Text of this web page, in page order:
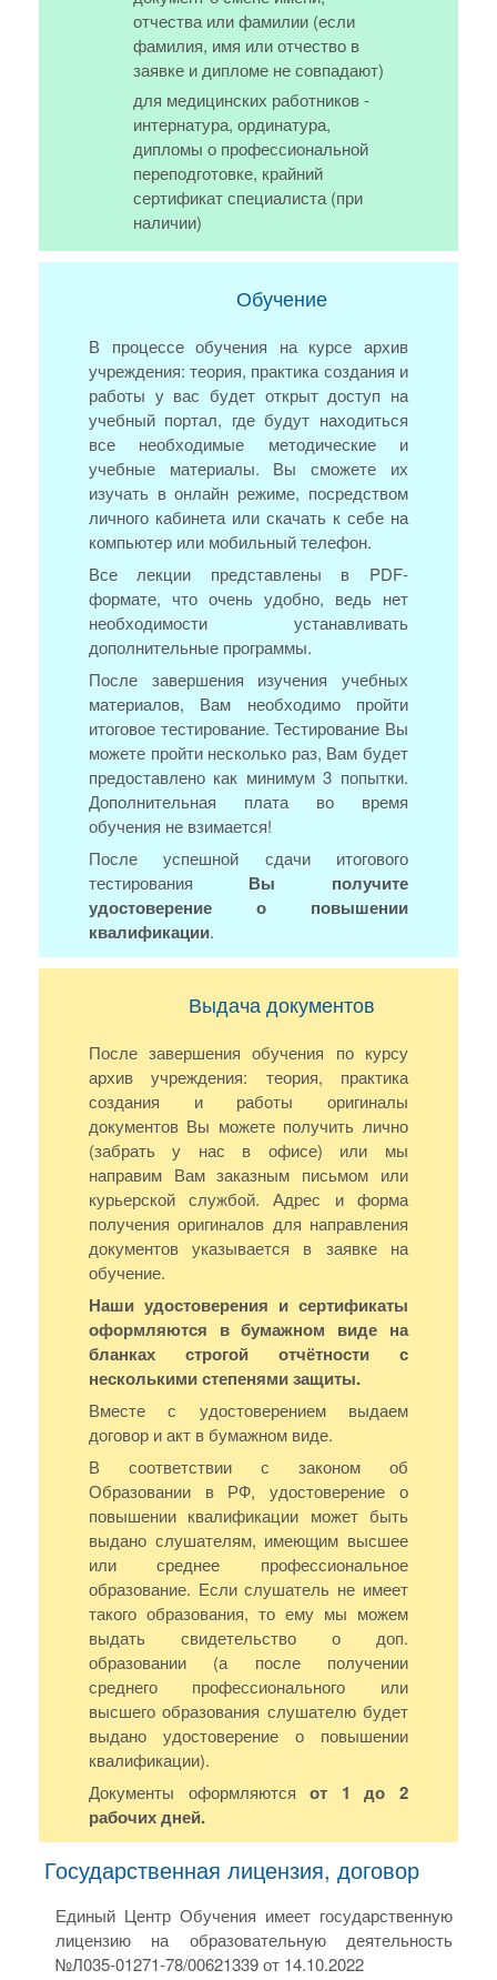
отчества или фамилии (если
фамилия, имя или отчество в
заявке и дипломе не совпадают)
для медицинских работников -
интернатура, ординатура,
дипломы о профессиональной
переподготовке, крайний
сертификат специалиста (при
наличии)
Обучение
В процессе обучения на курсе архив
учреждения: теория, практика создания и
работы у вас будет открыт доступ на
учебный портал, где будут находиться
все необходимые методические и
учебные материалы. Вы сможете их
изучать в онлайн режиме, посредством
личного кабинета или скачать к себе на
компьютер или мобильный телефон.
Все лекции представлены в PDF-
формате, что очень удобно, ведь нет
необходимости устанавливать
дополнительные программы.
После завершения изучения учебных
материалов, Вам необходимо пройти
итоговое тестирование. Тестирование Вы
можете пройти несколько раз, Вам будет
предоставлено как минимум 3 попытки.
Дополнительная плата во время
обучения не взимается!
После успешной сдачи итогового
тестирования Вы получите
удостоверение о повышении
квалификации.
Выдача документов
После завершения обучения по курсу
архив учреждения: теория, практика
создания и работы оригиналы
документов Вы можете получить лично
(забрать у нас в офисе) или мы
направим Вам заказным письмом или
курьерской службой. Адрес и форма
получения оригиналов для направления
документов указывается в заявке на
обучение.
Наши удостоверения и сертификаты
оформляются в бумажном виде на
бланках строгой отчётности с
несколькими степенями защиты.
Вместе с удостоверением выдаем
договор и акт в бумажном виде.
В соответствии с законом об
Образовании в РФ, удостоверение о
повышении квалификации может быть
выдано слушателям, имеющим высшее
или среднее профессиональное
образование. Если слушатель не имеет
такого образования, то ему мы можем
выдать свидетельство о доп.
образовании (а после получении
среднего профессионального или
высшего образования слушателю будет
выдано удостоверение о повышении
квалификации).
Документы оформляютсяот 1 до 2
рабочих дней.
Государственная лицензия, договор
Единый Центр Обучения имеет государственную
лицензию на образовательную деятельность
№Л035-01271-78/00621339 от 14.10.2022